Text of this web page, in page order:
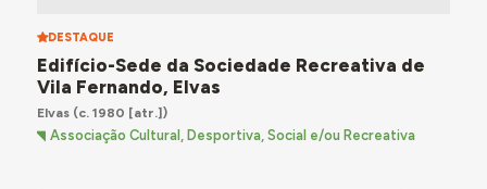
DESTAQUE
Edifício-Sede da Sociedade Recreativa de
Vila Fernando, Elvas
Elvas(c. 1980 [atr.])
Associação Cultural, Desportiva, Social e/ou Recreativa